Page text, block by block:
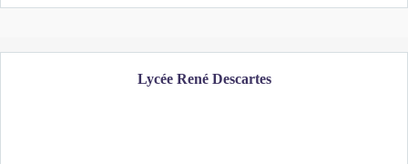
Lycée René Descartes